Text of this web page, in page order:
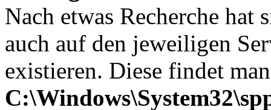
Nach etwas Recherche hat
auch auf den jeweiligen
existieren. Diese findet